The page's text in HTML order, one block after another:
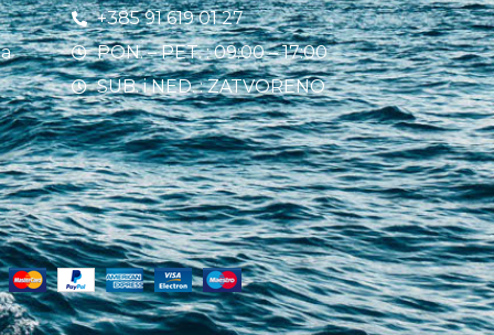
+385 91 619 01 27
PON. – PET. : 09:00 – 17:00
SUB. i NED. : ZATVORENO